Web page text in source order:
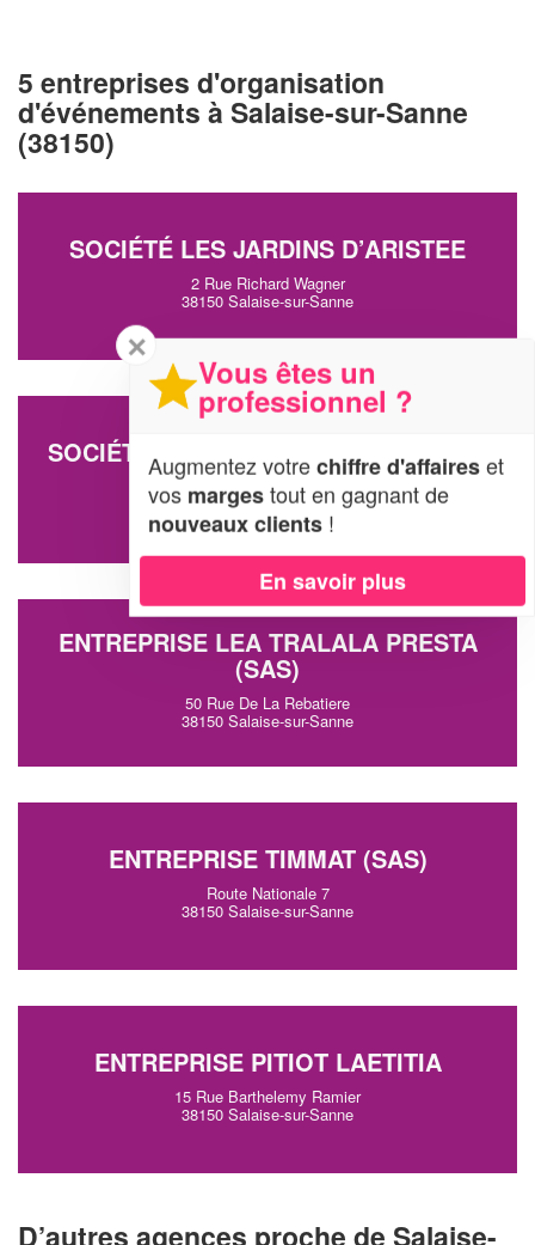
5 entreprises d'organisation
d'événements à Salaise-sur-Sanne
(38150)
SOCIÉTÉ LES JARDINS D’ARISTEE
2 Rue Richard Wagner
38150 Salaise-sur-Sanne
SOCIÉTÉ L’ATELIER DE FLORA (SARL)
165 Route Nationale 7
38150 Salaise-sur-Sanne
ENTREPRISE LEA TRALALA PRESTA
(SAS)
50 Rue De La Rebatiere
38150 Salaise-sur-Sanne
ENTREPRISE TIMMAT (SAS)
Route Nationale 7
38150 Salaise-sur-Sanne
ENTREPRISE PITIOT LAETITIA
15 Rue Barthelemy Ramier
38150 Salaise-sur-Sanne
D’autres agences proche de Salaise-
✕
Vous êtes un
professionnel ?
Augmentez votrechiffre d'affaireset
vos margestout en gagnant de
nouveaux clients !
En savoir plus